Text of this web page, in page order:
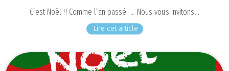
C’est Noël !! Comme l’an passé, … Nous vous invitons…
Lire cet article